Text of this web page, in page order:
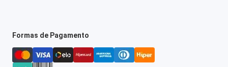
Formas de Pagamento